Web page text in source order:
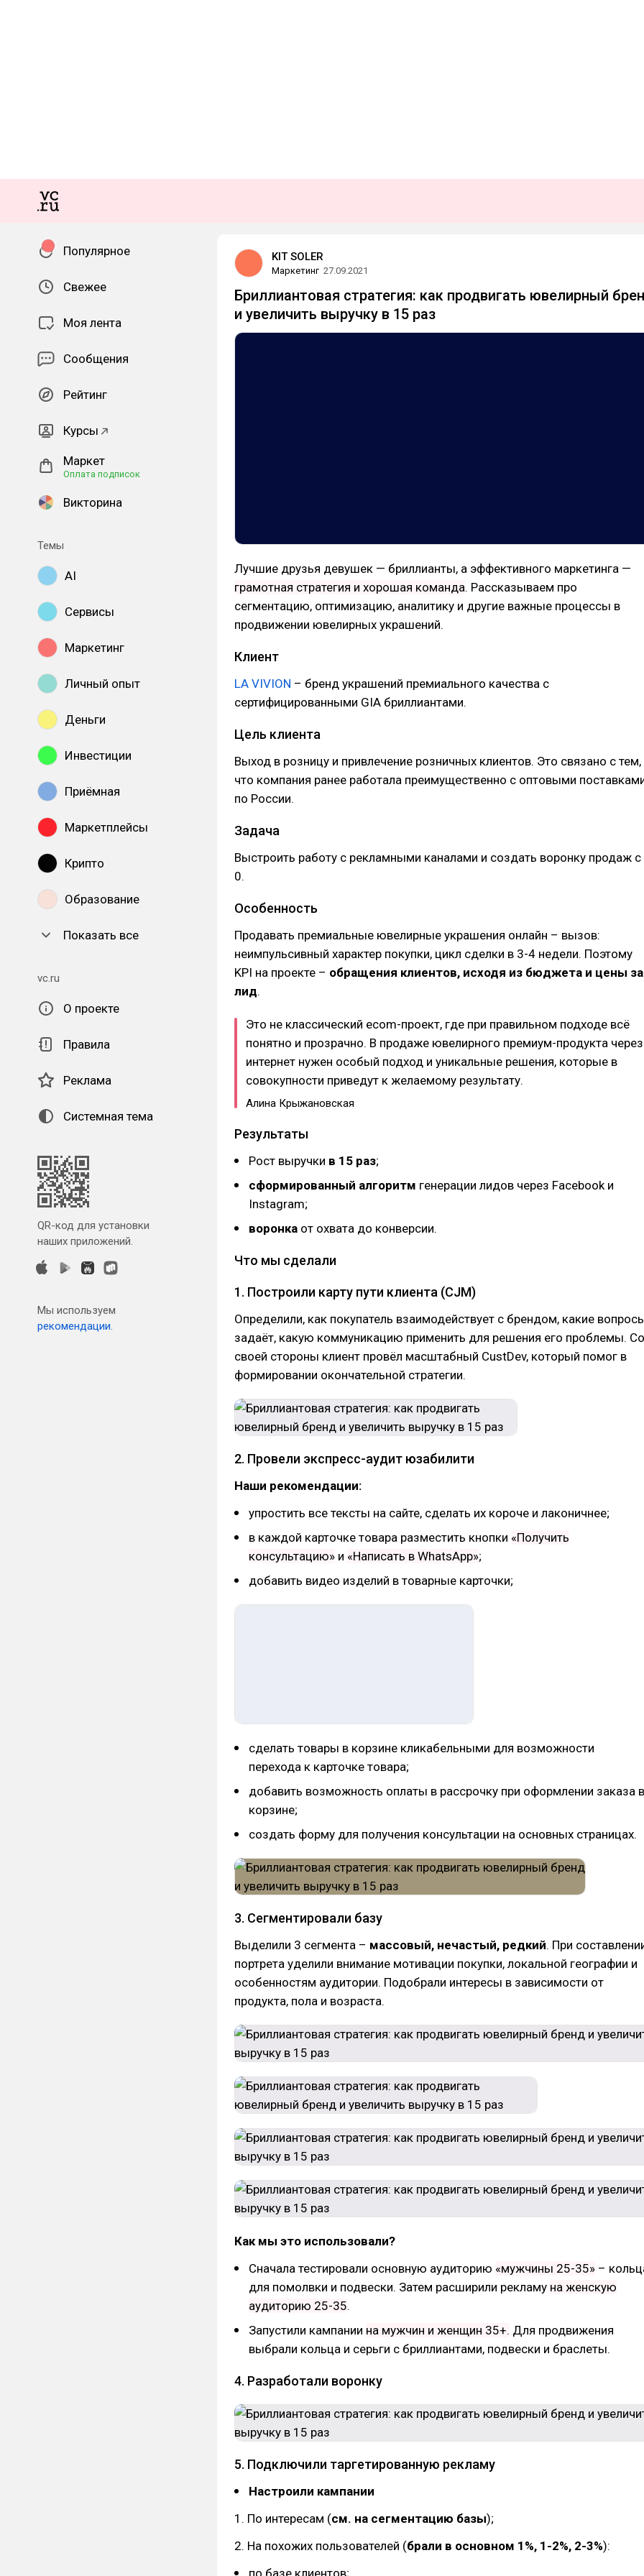
Популярное
Свежее
Моя лента
Сообщения
Рейтинг
Курсы
Маркет
Оплата подписок
Викторина
Темы
AI
Сервисы
Маркетинг
Личный опыт
Деньги
Инвестиции
Приёмная
Маркетплейсы
Крипто
Образование
Показать все
vc.ru
О проекте
Правила
Реклама
Системная тема
QR-код для установки
наших приложений.
Мы используем
рекомендации.
KIT SOLER
Маркетинг 27.09.2021
Бриллиантовая стратегия: как продвигать ювелирный
и увеличить выручку в 15 раз
Лучшие друзья девушек — бриллианты, а эффективного маркетинга —
грамотная стратегия и хорошая команда. Рассказываем про
сегментацию, оптимизацию, аналитику и другие важные процессы в
продвижении ювелирных украшений.
Клиент
LA VIVION – бренд украшений премиального качества с
сертифицированными GIA бриллиантами.
Цель клиента
Выход в розницу и привлечение розничных клиентов. Это связано с тем,
что компания ранее работала преимущественно с оптовыми
по России.
Задача
Выстроить работу с рекламными каналами и создать воронку продаж с
0.
Особенность
Продавать премиальные ювелирные украшения онлайн – вызов:
неимпульсивный характер покупки, цикл сделки в 3-4 недели. Поэтому
KPI на проекте – обращения клиентов, исходя из бюджета и цены за
лид.
Это не классический ecom-проект, где при правильном подходе всё
понятно и прозрачно. В продаже ювелирного премиум-продукта через
интернет нужен особый подход и уникальные решения, которые в
совокупности приведут к желаемому результату.
Алина Крыжановская
Результаты
Рост выручки в 15 раз;
сформированный алгоритм генерации лидов через Facebook и
Instagram;
воронка от охвата до конверсии.
Что мы сделали
1. Построили карту пути клиента (CJM)
Определили, как покупатель взаимодействует с брендом, какие
задаёт, какую коммуникацию применить для решения его проблемы. Со
своей стороны клиент провёл масштабный CustDev, который помог в
формировании окончательной стратегии.
2. Провели экспресс-аудит юзабилити
Наши рекомендации:
упростить все тексты на сайте, сделать их короче и лаконичнее;
в каждой карточке товара разместить кнопки «Получить
консультацию» и «Написать в WhatsApp»;
добавить видео изделий в товарные карточки;
сделать товары в корзине кликабельными для возможности
перехода к карточке товара;
добавить возможность оплаты в рассрочку при оформлении заказа в
корзине;
создать форму для получения консультации на основных страницах.
3. Сегментировали базу
Выделили 3 сегмента – массовый, нечастый, редкий. При
портрета уделили внимание мотивации покупки, локальной географии и
особенностям аудитории. Подобрали интересы в зависимости от
продукта, пола и возраста.
Как мы это использовали?
Сначала тестировали основную аудиторию «мужчины 25-35» –
для помолвки и подвески. Затем расширили рекламу на женскую
аудиторию 25-35.
Запустили кампании на мужчин и женщин 35+. Для продвижения
выбрали кольца и серьги с бриллиантами, подвески и браслеты.
4. Разработали воронку
5. Подключили таргетированную рекламу
Настроили кампании
1. По интересам (см. на сегментацию базы);
2. На похожих пользователей (брали в основном 1%, 1-2%, 2-3%):
по базе клиентов;